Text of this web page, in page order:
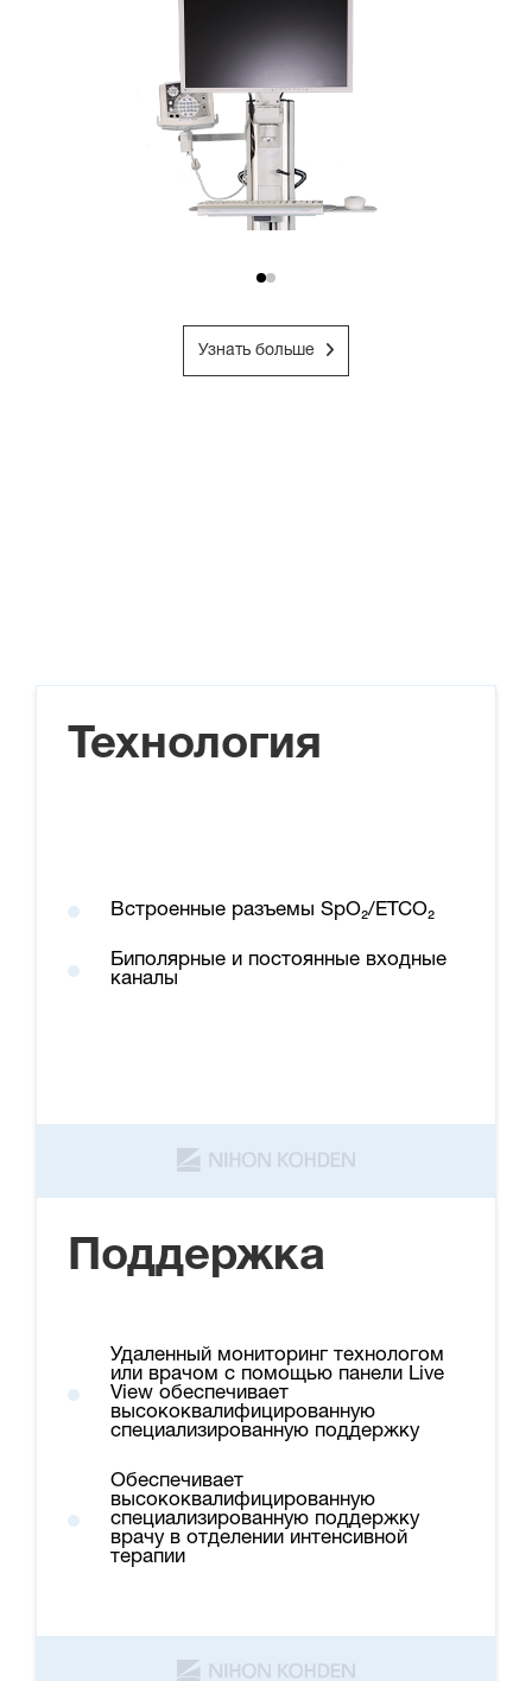
Узнать больше
Технология
Встроенные разъемы SpO₂/ETCO₂
Биполярные и постоянные входные
каналы
Поддержка
Удаленный мониторинг технологом
или врачом с помощью панели Live
View обеспечивает
высококвалифицированную
специализированную поддержку
Обеспечивает
высококвалифицированную
специализированную поддержку
врачу в отделении интенсивной
терапии